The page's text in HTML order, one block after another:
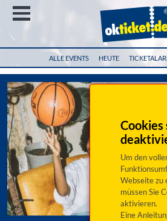
ALLE EVENTS HEUTE
Cookies
Um den
Webseite zu
müssen Sie
aktivieren.
Eine